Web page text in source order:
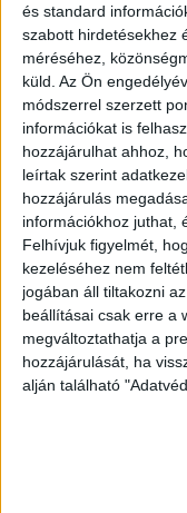
és standard
szabott hirdetésekhez
méréséhez,
küld. Az Ön
módszerrel szerzett
információkat is
hozzájárulhat ahhoz,
leírtak szerint
hozzájárulás
információkhoz juthat,
Felhívjuk figyelmét,
kezeléséhez nem
jogában áll tiltakozni
beállításai csak erre a
megváltoztathatja a
hozzájárulását, ha
alján található
Horror árak
dobott egy
megkapta a
a tihanyi